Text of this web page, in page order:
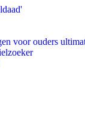
voor ouders